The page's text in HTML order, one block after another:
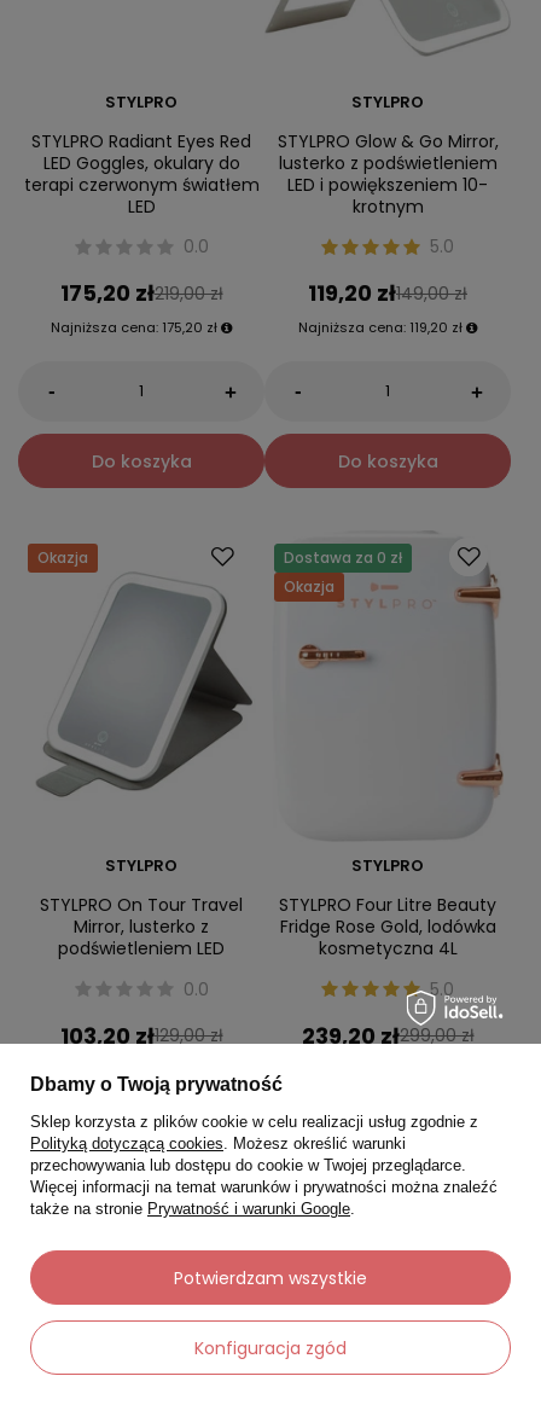
STYLPRO
STYLPRO Radiant Eyes Red
LED Goggles, okulary do
terapi czerwonym światłem
LED
0.0
175,20 zł219,00 zł
Najniższa cena: 175,20 zł
- +
Do koszyka
STYLPRO
STYLPRO Glow & Go Mirror,
lusterko z podświetleniem
LED i powiększeniem 10-
krotnym
5.0
119,20 zł149,00 zł
Najniższa cena: 119,20 zł
- +
Do koszyka
Okazja
STYLPRO
STYLPRO On Tour Travel
Mirror, lusterko z
podświetleniem LED
0.0
103,20 zł129,00 zł
- +
Do koszyka
Dostawa za 0 zł
Okazja
STYLPRO
STYLPRO Four Litre Beauty
Fridge Rose Gold, lodówka
kosmetyczna 4L
5.0
239,20 zł299,00 zł
- +
Do koszyka
Okazja Okazja
Dbamy o Twoją prywatność
Sklep korzysta z plików cookie w celu realizacji usług zgodnie z
Polityką dotyczącą cookies. Możesz określić warunki
przechowywania lub dostępu do cookie w Twojej przeglądarce.
Więcej informacji na temat warunków i prywatności można znaleźć
także na stronie Prywatność i warunki Google.
Konfiguracja zgód
Potwierdzam wszystkie